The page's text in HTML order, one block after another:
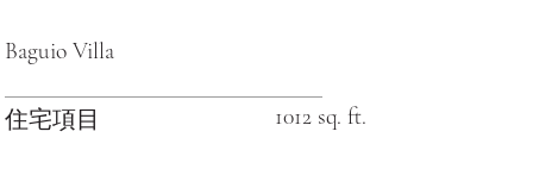
Baguio Villa
住宅項目 1012 sq. ft.